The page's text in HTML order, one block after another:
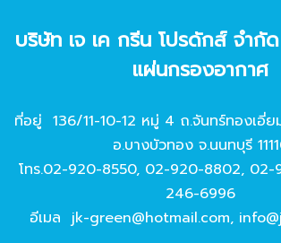
บริษัท เจ เค กรีน โปรดักส์ จํากั
แผ่นกรองอากาศ
ที่อยู่ 136/11-10-12 หมู่ 4 ถ.จันทร์ทองเอี่
อ.บางบัวทอง จ.นนทบุรี
โทร.02-920-8550, 02-920-8802, 02-
246-6996
อีเมล jk-green@hotmail.com,